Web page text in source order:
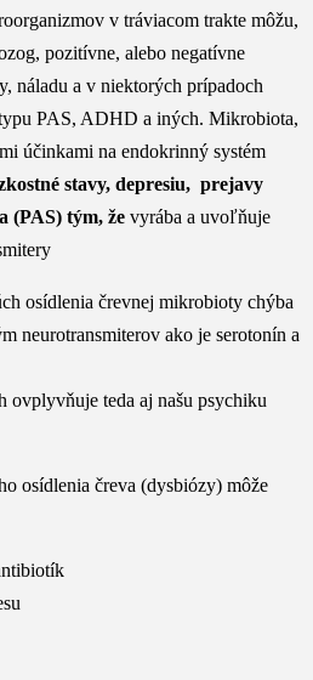
v tráviacom trakte môžu,
pozitívne, alebo negatívne
náladu a v niektorých prípadoch
PAS, ADHD a iných. Mikrobiota,
účinkami na endokrinný systém
stavy, depresiu, prejavy
(PAS) tým, že vyrába a uvoľňuje
osídlenia črevnej mikrobioty chýba
neurotransmiterov ako je serotonín a
ovplyvňuje teda aj našu psychiku
osídlenia čreva (dysbiózy) môže